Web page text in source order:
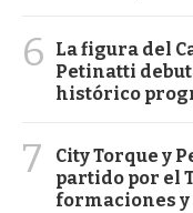
6
La figura del
Petinatti
histórico
7
City Torque y
partido por el
formaciones